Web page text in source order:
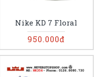
Nike KD 7 Floral
950.000đ